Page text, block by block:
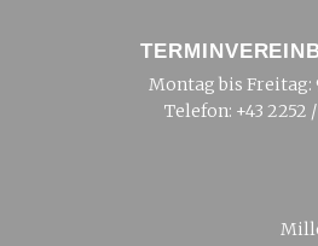
Montag bis Freitag:
Telefon: +43 2252